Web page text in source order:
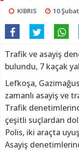
KIBRIS 10
Trafik ve asayiş
bulundu, 7 kaçak
Lefkoşa,
zamanlı asayiş ve
Trafik
çeşitli suçlardan
Polis, iki araçta
Asayiş